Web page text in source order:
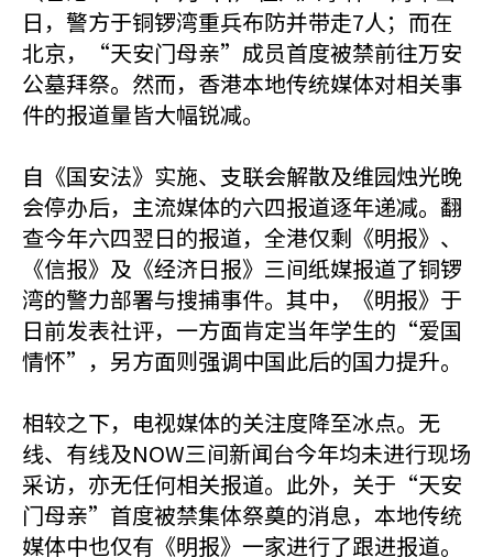
日，警方于铜锣湾重兵布防并带走7人；而在
北京，“天安门母亲”成员首度被禁前往万安
公墓拜祭。然而，香港本地传统媒体对相关事
件的报道量皆大幅锐减。
自《国安法》实施、支联会解散及维园烛光晚
会停办后，主流媒体的六四报道逐年递减。翻
查今年六四翌日的报道，全港仅剩《明报》、
《信报》及《经济日报》三间纸媒报道了铜锣
湾的警力部署与搜捕事件。其中，《明报》于
日前发表社评，一方面肯定当年学生的“爱国
情怀”，另方面则强调中国此后的国力提升。
相较之下，电视媒体的关注度降至冰点。无
线、有线及NOW三间新闻台今年均未进行现场
采访，亦无任何相关报道。此外，关于“天安
门母亲”首度被禁集体祭奠的消息，本地传统
媒体中也仅有《明报》一家进行了跟进报道。